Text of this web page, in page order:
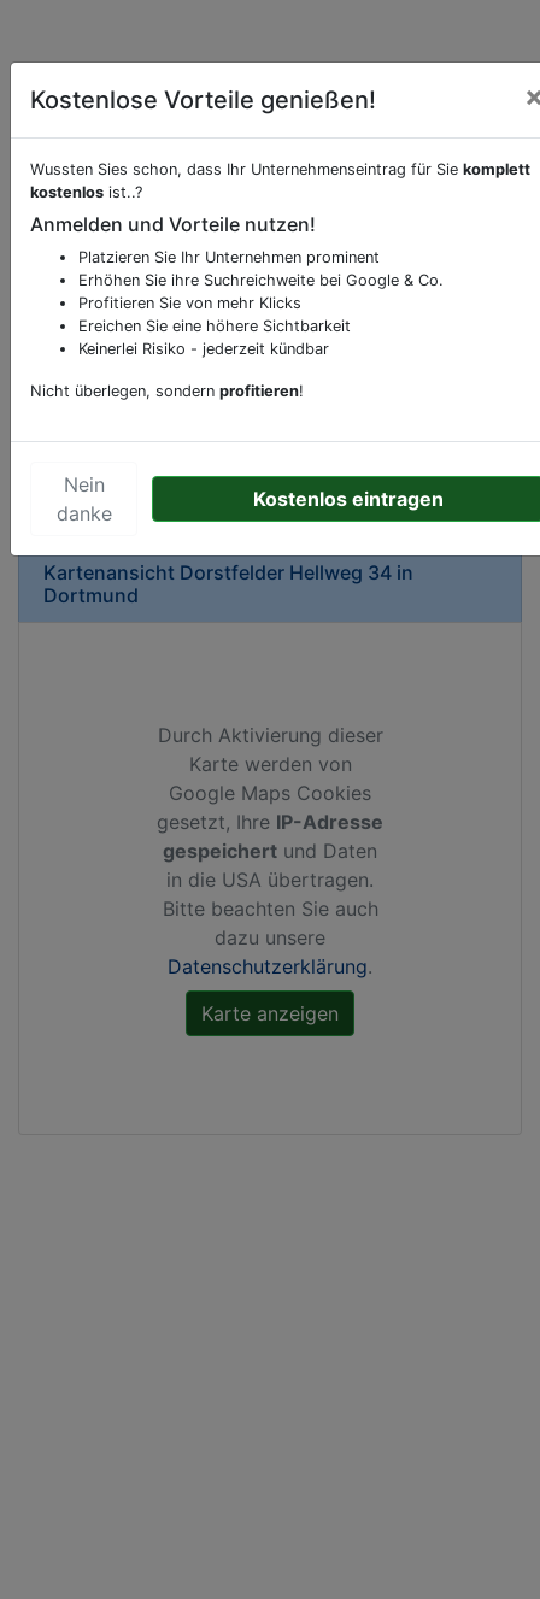
Beschreibung & Services von
Restaurant-Imbiss
Sie möchten eine Beschreibung, Dienstleistung
oder andere relevante Informationen hinzufügen?
Klicken Sie bitte
hierum uns zu kontaktieren.
Sonderangebote odere besondere Services, die
Kartenansicht Dorstfelder Hellweg 34 in
Dortmund
Durch Aktivierung dieser
Karte werden von
Google Maps Cookies
gesetzt, Ihre IP-Adresse
gespeichert und Daten
in die USA übertragen.
Bitte beachten Sie auch
dazu unsere
Datenschutzerklärung.
Kostenlose Vorteile genießen!
Wussten Sies schon, dass Ihr Unternehmenseintrag für Sie komplett
kostenlos ist..?
Anmelden und Vorteile nutzen!
Platzieren Sie Ihr Unternehmen prominent
Erhöhen Sie ihre Suchreichweite bei Google & Co.
Profitieren Sie von mehr Klicks
Ereichen Sie eine höhere Sichtbarkeit
Keinerlei Risiko - jederzeit kündbar
Nicht überlegen, sondern profitieren!
Nein
danke
Kostenlos eintragen